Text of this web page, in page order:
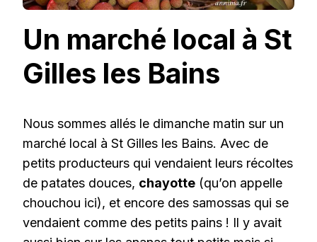
Un marché local à St
Gilles les Bains
Nous sommes allés le dimanche matin sur un
marché local à St Gilles les Bains. Avec de
petits producteurs qui vendaient leurs récoltes
de patates douces, chayotte (qu’on appelle
chouchou ici), et encore des samossas qui se
vendaient comme des petits pains ! Il y avait